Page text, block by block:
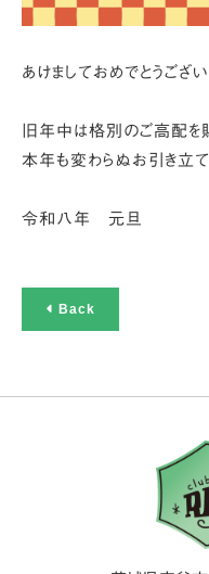
あけましておめでとうござい
旧年中は格別のご高配を
本年も変わらぬお引き立て
令和八年 元旦
Back